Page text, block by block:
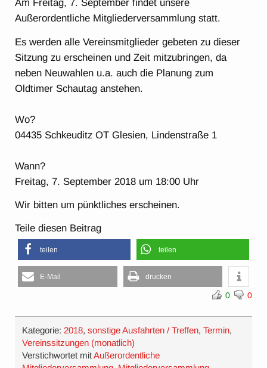
Am Freitag, 7. September findet unsere
Außerordentliche Mitgliederversammlung statt.
Es werden alle Vereinsmitglieder gebeten zu dieser
Sitzung zu erscheinen und Zeit mitzubringen, da
neben Neuwahlen u.a. auch die Planung zum
Oldtimer Schautag anstehen.
Wo?
04435 Schkeuditz OT Glesien, Lindenstraße 1
Wann?
Freitag, 7. September 2018 um 18:00 Uhr
Wir bitten um pünktliches erscheinen.
Teile diesen Beitrag
teilen teilen
E-Mail drucken
0 0
Kategorie: 2018,sonstige Ausfahrten / Treffen,Termin,
Vereinssitzungen (monatlich)
Verstichwortet mitAußerordentliche